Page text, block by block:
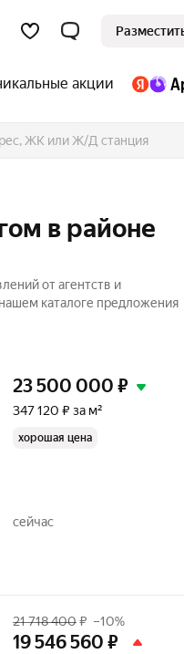
акции
в районе
от агентств и
каталоге предложения
23 500 000 ₽
347 120 ₽ за м²
хорошая цена
сейчас
21 718 400₽ –10%
19 546 560 ₽